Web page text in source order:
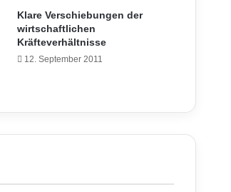
Klare Verschiebungen der
wirtschaftlichen
Kräfteverhältnisse
12. September 2011